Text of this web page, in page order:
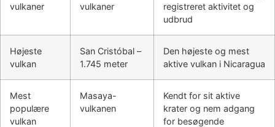
vulkaner
vulkaner
registreret aktivitet og
udbrud
Højeste
vulkan
San Cristóbal –
1.745 meter
Den højeste og mest
aktive vulkan i Nicaragua
Mest
populære
vulkan
Masaya-
vulkanen
Kendt for sit aktive
krater og nem adgang
for besøgende